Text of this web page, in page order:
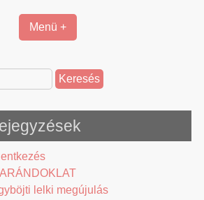
Menü +
lelki megújulás